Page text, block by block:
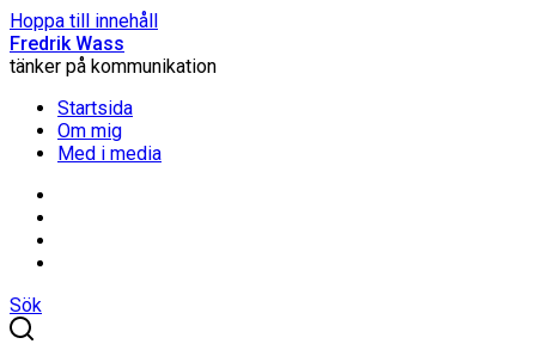
Hoppa till innehåll
Fredrik Wass
tänker på kommunikation
Startsida
Om mig
Med i media
Sök